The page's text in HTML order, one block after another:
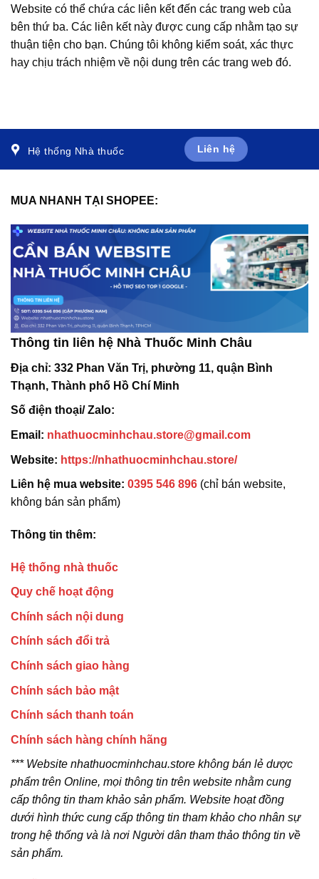
Website có thể chứa các liên kết đến các trang web của
bên thứ ba. Các liên kết này được cung cấp nhằm tạo sự
thuận tiện cho bạn. Chúng tôi không kiểm soát, xác thực
hay chịu trách nhiệm về nội dung trên các trang web đó.
Hệ thống Nhà thuốc Liên hệ
MUA NHANH TẠI SHOPEE:
Thông tin liên hệ Nhà Thuốc Minh Châu
Địa chỉ: 332 Phan Văn Trị, phường 11, quận Bình
Thạnh, Thành phố Hồ Chí Minh
Số điện thoại/ Zalo:
Email: nhathuocminhchau.store@gmail.com
Website: https://nhathuocminhchau.store/
Liên hệ mua website: 0395 546 896 (chỉ bán website,
không bán sản phẩm)
Thông tin thêm:
Hệ thống nhà thuốc
Quy chế hoạt động
Chính sách nội dung
Chính sách đổi trả
Chính sách giao hàng
Chính sách bảo mật
Chính sách thanh toán
Chính sách hàng chính hãng
*** Website nhathuocminhchau.store không bán lẻ dược
phẩm trên Online, mọi thông tin trên website nhằm cung
cấp thông tin tham khảo sản phẩm. Website hoạt đồng
dưới hình thức cung cấp thông tin tham khảo cho nhân sự
trong hệ thống và là nơi Người dân tham thảo thông tin về
sản phẩm.